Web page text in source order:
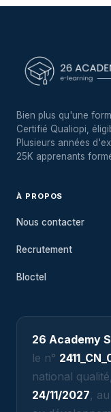
Bien plus qu'une
Certifié Qualiopi,
Plusieurs années
25K apprenants
À PROPOS
Nous contacter
Recrutement
Bloctel
26 Academy
le n°
national
24/11/2027,